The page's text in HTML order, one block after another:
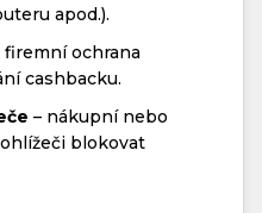
apod.).
firemní ochrana
cashbacku.
– nákupní nebo
blokovat